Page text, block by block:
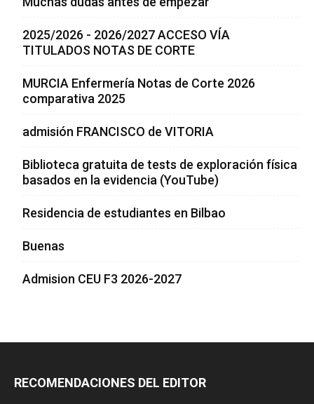
2025/2026 - 2026/2027 ACCESO VÍA
TITULADOS NOTAS DE CORTE
MURCIA Enfermería Notas de Corte 2026
comparativa 2025
admisión FRANCISCO de VITORIA
Biblioteca gratuita de tests de exploración física
basados en la evidencia (YouTube)
Residencia de estudiantes en Bilbao
Buenas
Admision CEU F3 2026-2027
RECOMENDACIONES DEL EDITOR